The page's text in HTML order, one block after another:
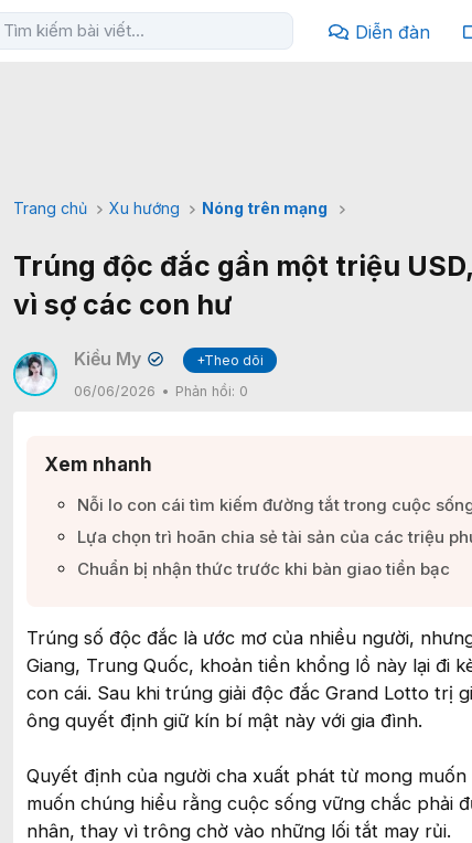
Diễn đàn
Trang chủ Xu hướng Nóng trên mạng
Trúng độc đắc gần một triệu
vì sợ các con hư
Kiều My ✔
+Theo dõi
06/06/2026
Phản hồi: 0
Xem nhanh
Nỗi lo con cái tìm kiếm đường tắt trong cuộc
Lựa chọn trì hoãn chia sẻ tài sản của các triệu
Chuẩn bị nhận thức trước khi bàn giao tiền bạc​
Trúng số độc đắc là ước mơ của nhiều người,
Giang, Trung Quốc, khoản tiền khổng lồ này lại đi
con cái. Sau khi trúng giải độc đắc Grand Lotto trị
ông quyết định giữ kín bí mật này với gia đình.
Quyết định của người cha xuất phát từ mong
muốn chúng hiểu rằng cuộc sống vững chắc phải
nhân, thay vì trông chờ vào những lối tắt may rủi.